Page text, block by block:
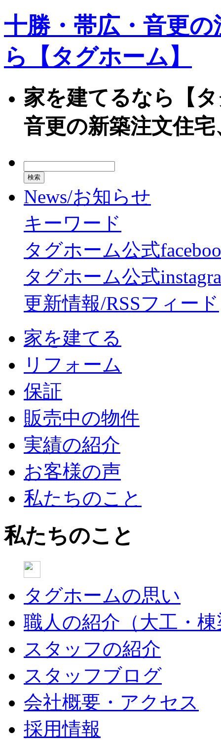
十勝・帯広・音更
ら【タグホーム】
家を建てるなら【
音更の新築注文住
News/お知らせ
キーワード
タグホーム公式
タグホーム公式
更新情報/RSSフィード
家を建てる
リフォーム
保証
販売中の物件
実績の紹介
お客様の声
私たちのこと
私たちのこと
タグホームの思い
職人の紹介（大工・
スタッフの紹介
スタッフブログ
会社概要・アクセス
採用情報